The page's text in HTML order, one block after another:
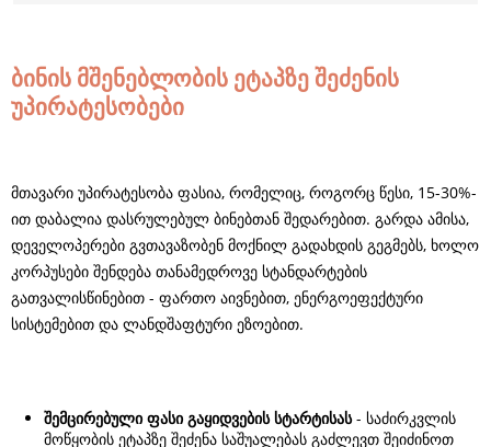
ბინის მშენებლობის ეტაპზე შეძენის
უპირატესობები
მთავარი უპირატესობა ფასია, რომელიც, როგორც წესი, 15-30%-
ით დაბალია დასრულებულ ბინებთან შედარებით. გარდა ამისა,
დეველოპერები გვთავაზობენ მოქნილ გადახდის გეგმებს, ხოლო
კორპუსები შენდება თანამედროვე სტანდარტების
გათვალისწინებით - ფართო აივნებით, ენერგოეფექტური
სისტემებით და ლანდშაფტური ეზოებით.
შემცირებული ფასი გაყიდვებისსტარტისას- საძირკვლის
მოწყობის ეტაპზე შეძენა საშუალებას გაძლევთ შეიძინოთ